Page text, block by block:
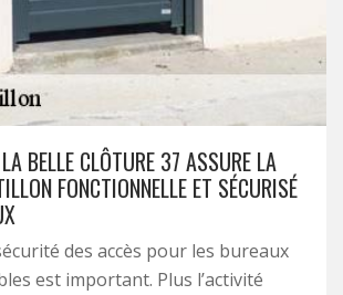
LA BELLE CLÔTURE 37 ASSURE LA
FONCTIONNELLE ET SÉCURISÉ
des accès pour les bureaux
est important. Plus l’activité